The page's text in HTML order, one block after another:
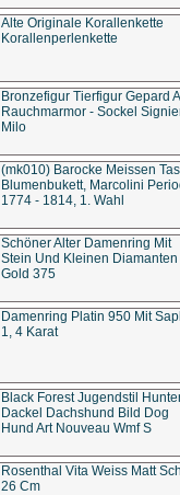
Alte Originale Korallenkette
Korallenperlenkette
Bronzefigur Tierfigur Gepard
Rauchmarmor - Sockel
Milo
(mk010) Barocke Meissen
Blumenbukett, Marcolini
1774 - 1814, 1. Wahl
Schöner Alter Damenring Mit
Stein Und Kleinen Diamanten
Gold 375
Damenring Platin 950 Mit
1, 4 Karat
Black Forest Jugendstil
Dackel Dachshund Bild Dog
Hund Art Nouveau Wmf S
Rosenthal Vita Weiss Matt
26 Cm